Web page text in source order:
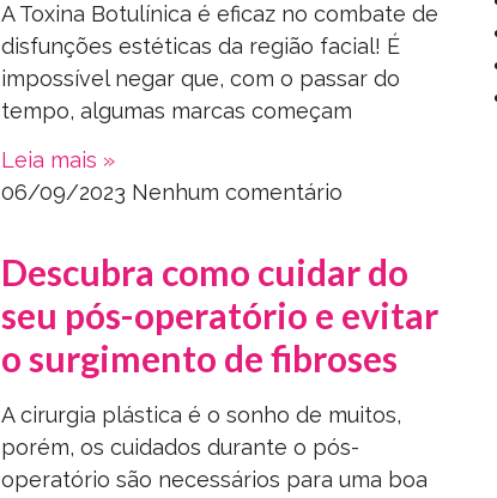
A Toxina Botulínica é eficaz no combate de
disfunções estéticas da região facial! É
impossível negar que, com o passar do
tempo, algumas marcas começam
Leia mais »
06/09/2023 Nenhum comentário
Descubra como cuidar do
seu pós-operatório e evitar
o surgimento de fibroses
A cirurgia plástica é o sonho de muitos,
porém, os cuidados durante o pós-
operatório são necessários para uma boa